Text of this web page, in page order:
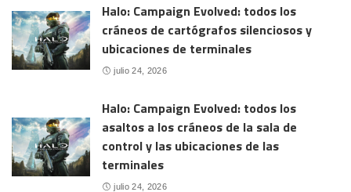
Halo: Campaign Evolved: todos los
cráneos de cartógrafos silenciosos y
ubicaciones de terminales
julio 24, 2026
Halo: Campaign Evolved: todos los
asaltos a los cráneos de la sala de
control y las ubicaciones de las
terminales
julio 24, 2026